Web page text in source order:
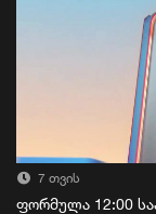
7 თვის
ფორმულა 12:00